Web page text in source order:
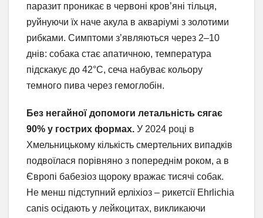
паразит проникає в червоні кров’яні тільця,
руйнуючи їх наче акула в акваріумі з золотими
рибками. Симптоми з’являються через 2–10
днів: собака стає апатичною, температура
підскакує до 42°C, сеча набуває кольору
темного пива через гемоглобін.
Без негайної допомоги летальність сягає
90% у гострих формах. У 2024 році в
Хмельницькому кількість смертельних випадків
подвоїлася порівняно з попереднім роком, а в
Європі бабезіоз щороку вражає тисячі собак.
Не менш підступний ерліхіоз – рикетсії Ehrlichia
canis осідають у лейкоцитах, викликаючи